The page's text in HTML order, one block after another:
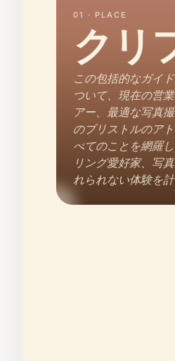
01 · PLACE
クリ
この包括的なガイ
ついて、現在の営
アー、最適な写真
のブリストルのア
べてのことを網羅
リング愛好家、写
れられない体験を